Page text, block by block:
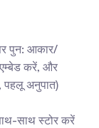
पर पुन: आकार/
करें, और
पहलू अनुपात)
साथ स्टोर करें